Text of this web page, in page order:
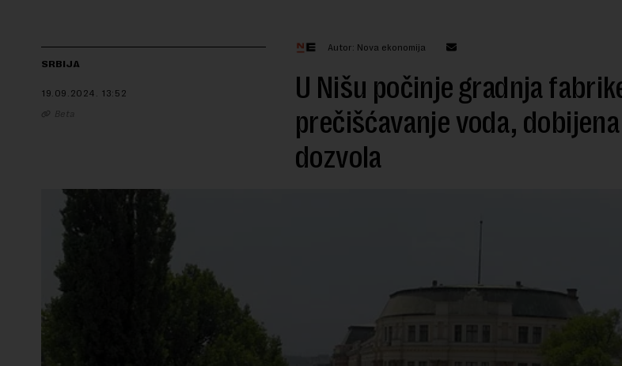
SRBIJA
19.09.2024. 13:52
Beta
Autor: Nova ekonomija
U Nišu počinje gradnja
prečišćavanje voda,
dozvola